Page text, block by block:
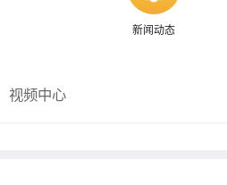
新闻动态
视频中心